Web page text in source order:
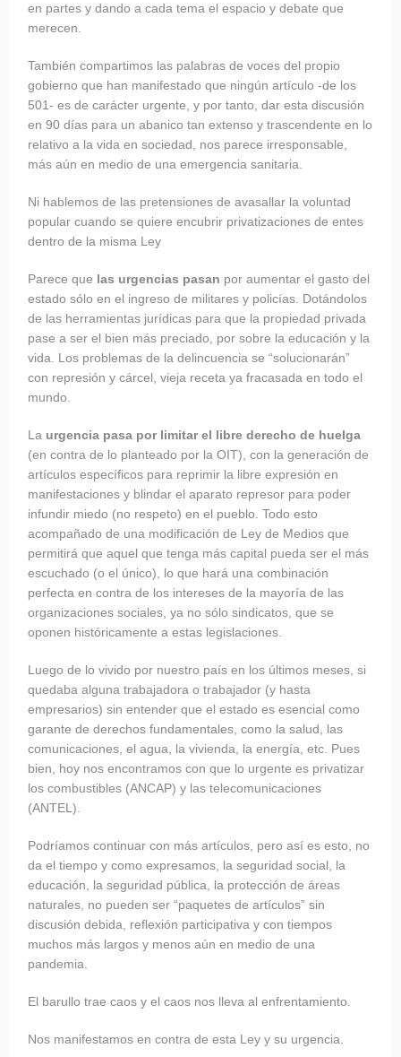
en partes y dando a cada tema el espacio y debate que
merecen.
También compartimos las palabras de voces del propio
gobierno que han manifestado que ningún artículo -de los
501- es de carácter urgente, y por tanto, dar esta discusión
en 90 días para un abanico tan extenso y trascendente en lo
relativo a la vida en sociedad, nos parece irresponsable,
más aún en medio de una emergencia sanitaria.
Ni hablemos de las pretensiones de avasallar la voluntad
popular cuando se quiere encubrir privatizaciones de entes
dentro de la misma Ley
Parece que las urgencias pasan por aumentar el gasto del
estado sólo en el ingreso de militares y policías. Dotándolos
de las herramientas jurídicas para que la propiedad privada
pase a ser el bien más preciado, por sobre la educación y la
vida. Los problemas de la delincuencia se “solucionarán”
con represión y cárcel, vieja receta ya fracasada en todo el
mundo.
La urgencia pasa por limitar el libre derecho de huelga
(en contra de lo planteado por la OIT), con la generación de
artículos específicos para reprimir la libre expresión en
manifestaciones y blindar el aparato represor para poder
infundir miedo (no respeto) en el pueblo. Todo esto
acompañado de una modificación de Ley de Medios que
permitirá que aquel que tenga más capital pueda ser el más
escuchado (o el único), lo que hará una combinación
perfecta en contra de los intereses de la mayoría de las
organizaciones sociales, ya no sólo sindicatos, que se
oponen históricamente a estas legislaciones.
Luego de lo vivido por nuestro país en los últimos meses, si
quedaba alguna trabajadora o trabajador (y hasta
empresarios) sin entender que el estado es esencial como
garante de derechos fundamentales, como la salud, las
comunicaciones, el agua, la vivienda, la energía, etc. Pues
bien, hoy nos encontramos con que lo urgente es privatizar
los combustibles (ANCAP) y las telecomunicaciones
(ANTEL).
Podríamos continuar con más artículos, pero así es esto, no
da el tiempo y como expresamos, la seguridad social, la
educación, la seguridad pública, la protección de áreas
naturales, no pueden ser “paquetes de artículos” sin
discusión debida, reflexión participativa y con tiempos
muchos más largos y menos aún en medio de una
pandemia.
El barullo trae caos y el caos nos lleva al enfrentamiento.
Nos manifestamos en contra de esta Ley y su urgencia.